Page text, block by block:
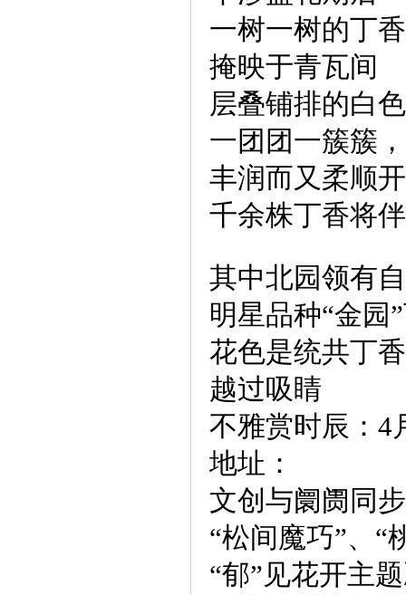
一树一树的丁
掩映于青瓦间
层叠铺排的白
一团团一簇簇
丰润而又柔顺
千余株丁香将
其中北园领有
明星品种“金园
花色是统共丁
越过吸睛
不雅赏时辰：4
地址：
文创与阛阓同
“松间魔巧”、“
“郁”见花开主